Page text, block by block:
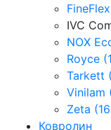
IVC
NOX
Royce
Tarkett
Vinilam
Zeta
Ковролин